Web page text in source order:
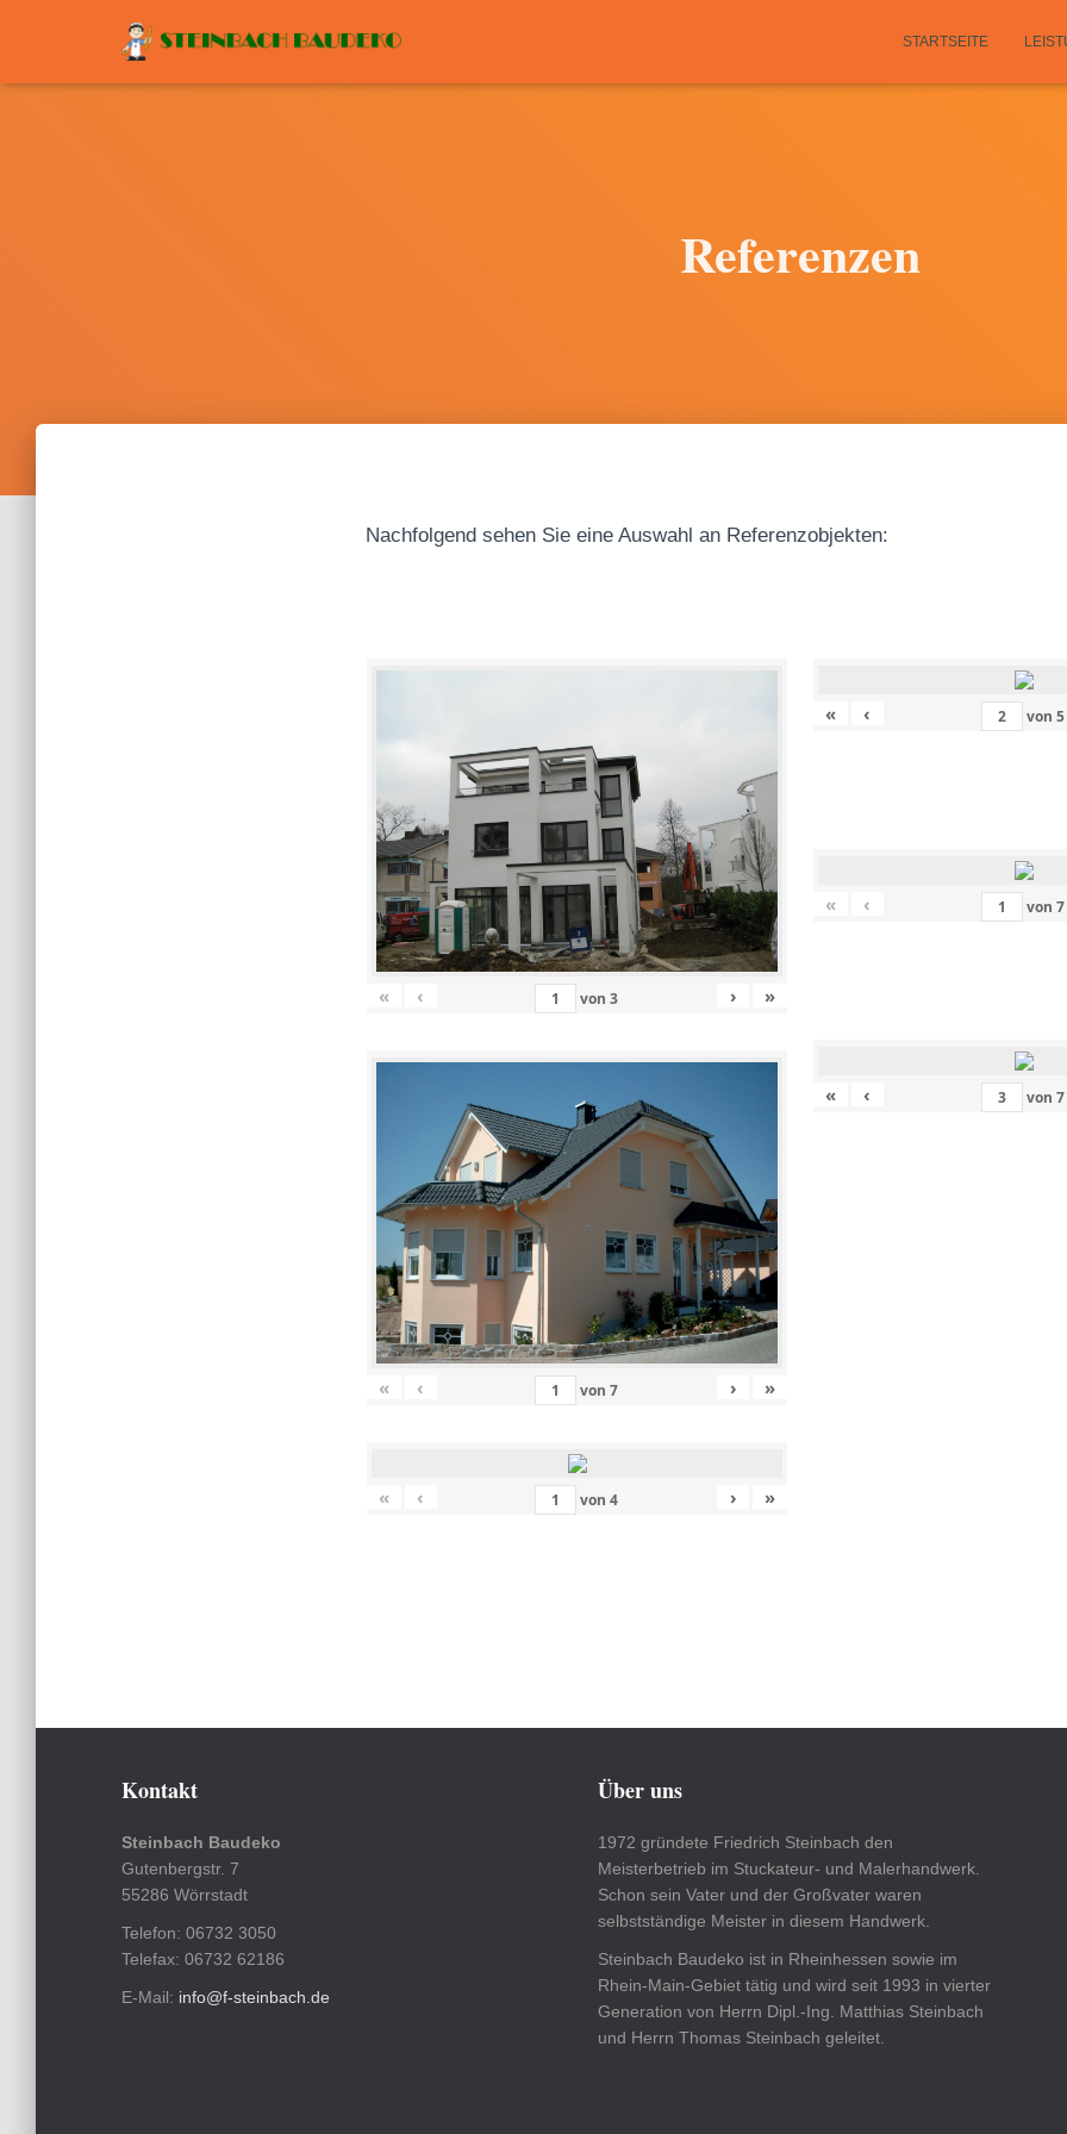
STARTSEITE
Referenzen
Nachfolgend sehen Sie eine Auswahl an Referenzobjekten:
« ‹ von3 › »
« ‹ von7 › »
« ‹ von4 › »
« ‹ von5
« ‹ von7
« ‹ von7
Kontakt
Steinbach Baudeko
Gutenbergstr. 7
55286 Wörrstadt
Telefon: 06732 3050
Telefax: 06732 62186
E-Mail: info@f-steinbach.de
Über uns
1972 gründete Friedrich Steinbach den
Meisterbetrieb im Stuckateur- und Malerhandwerk.
Schon sein Vater und der Großvater waren
selbstständige Meister in diesem Handwerk.
Steinbach Baudeko ist in Rheinhessen sowie im
Rhein-Main-Gebiet tätig und wird seit 1993 in vierter
Generation von Herrn Dipl.-Ing. Matthias Steinbach
und Herrn Thomas Steinbach geleitet.